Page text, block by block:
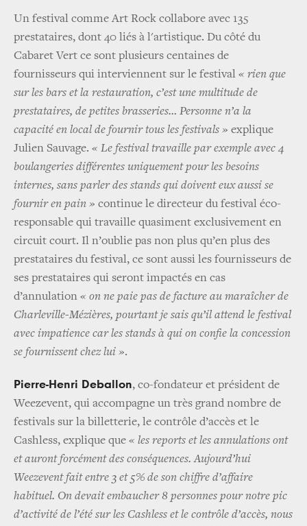
Un festival comme Art Rock collabore avec 135
prestataires, dont 40 liés à l'artistique. Du côté du
Cabaret Vert ce sont plusieurs centaines de
fournisseurs qui interviennent sur le festival « rien que
sur les bars et la restauration, c’est une multitude de
prestataires, de petites brasseries… Personne n’a la
capacité en local de fournir tous les festivals » explique
Julien Sauvage. « Le festival travaille par exemple avec 4
boulangeries différentes uniquement pour les besoins
internes, sans parler des stands qui doivent eux aussi se
fournir en pain » continue le directeur du festival éco-
responsable qui travaille quasiment exclusivement en
circuit court. Il n’oublie pas non plus qu’en plus des
prestataires du festival, ce sont aussi les fournisseurs de
ses prestataires qui seront impactés en cas
d’annulation « on ne paie pas de facture au maraîcher de
Charleville-Mézières, pourtant je sais qu’il attend le festival
avec impatience car les stands à qui on confie la concession
se fournissent chez lui ».
Pierre-Henri Deballon, co-fondateur et président de
Weezevent, qui accompagne un très grand nombre de
festivals sur la billetterie, le contrôle d’accès et le
Cashless, explique que « les reports et les annulations ont
et auront forcément des conséquences. Aujourd’hui
Weezevent fait entre 3 et 5% de son chiffre d’affaire
habituel. On devait embaucher 8 personnes pour notre pic
d’activité de l’été sur les Cashless et le contrôle d’accès, nous